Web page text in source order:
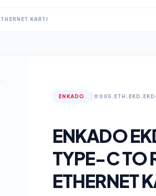
KARTI
ENKADO
ENKADO
TYPE-C TO
ETHERNET